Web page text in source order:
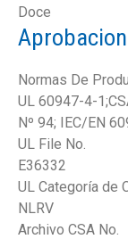
Doce
Normas De
UL 60947-4-
Nº 94; IEC/EN
UL File No.
E36332
UL Categoría de
NLRV
Archivo CSA No.